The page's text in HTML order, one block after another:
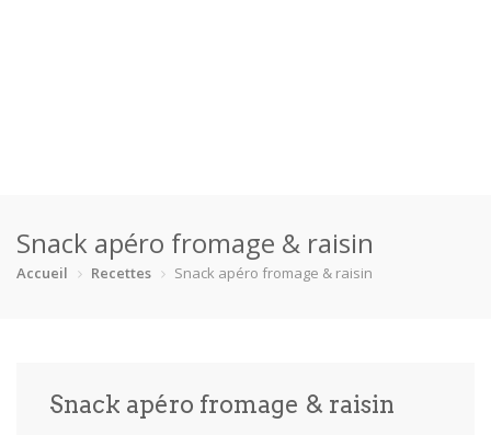
Catégories
Gâteaux Pain Pâtes
Snack apéro fromage & raisin
Accueil Recettes Snack apéro fromage & raisin
Snack apéro fromage & raisin